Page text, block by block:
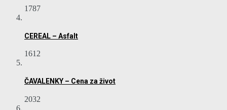
1787
CEREAL – Asfalt
1612
ČAVALENKY – Cena za život
2032